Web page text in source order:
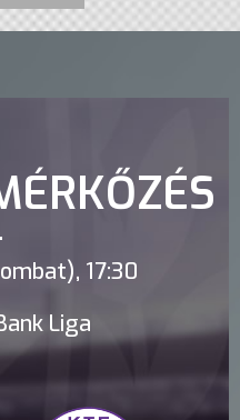
17:30
Liga